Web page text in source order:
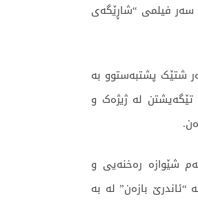
سەر فیلمی “شاڕێگەی
شتێک پشتبەستوو بە
تێگەیشتن لە ژیژەک و
شێوازە رەخنەیی و
بازەن” لە بە